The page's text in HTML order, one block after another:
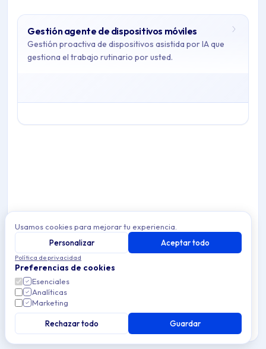
Archive Contents: Planned
Article listing:
Gestión agente de dispositivos móviles
Gestión proactiva de dispositivos asistida por IA que
gestiona el trabajo rutinario por usted.
Usamos cookies para mejorar tu experiencia.
Personalizar
Aceptar todo
Política de privacidad
Preferencias de cookies
Esenciales
Analíticas
Marketing
Rechazar todo Guardar